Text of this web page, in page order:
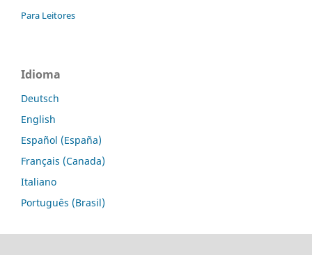
Para Leitores
Idioma
Deutsch
English
Español (España)
Français (Canada)
Italiano
Português (Brasil)